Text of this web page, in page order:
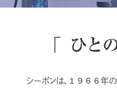
「 ひと
シーボンは、１９６６年